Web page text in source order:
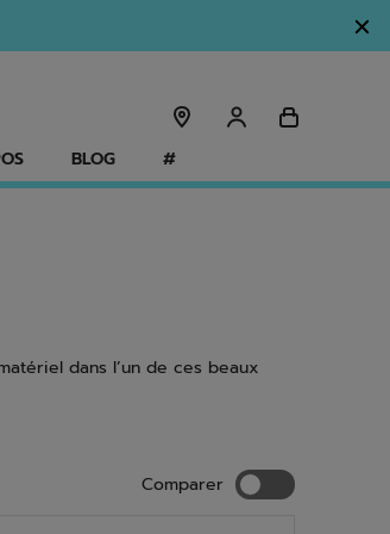
BLOG #
dans l’un de ces beaux
Comparer Comparer